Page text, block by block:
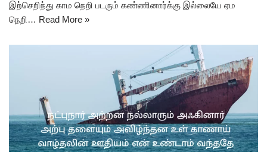
இற்செறிந்து காம நெறி படரும் கண்ணினார்க்கு இல்லையே ஏம
நெறி… Read More »